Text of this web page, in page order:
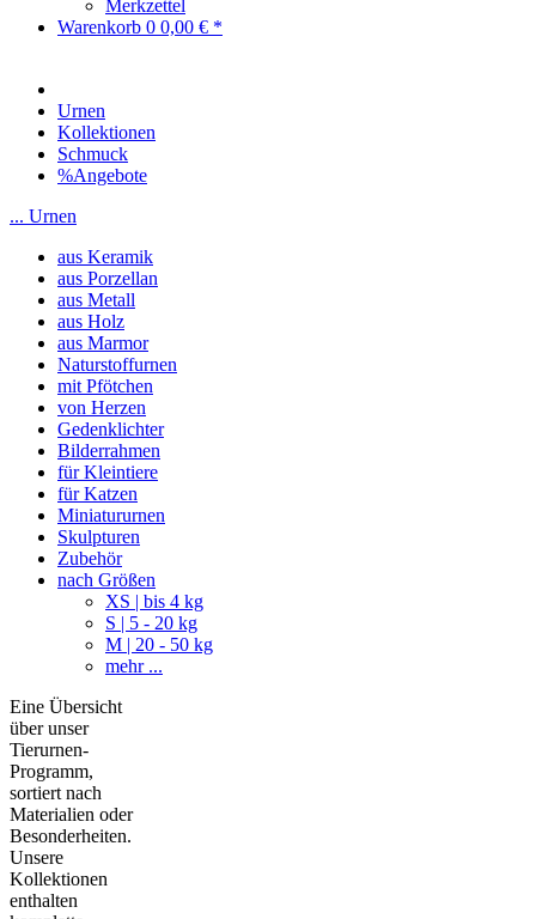
Merkzettel
Warenkorb 0 0,00 € *
Urnen
Kollektionen
Schmuck
%Angebote
... Urnen
aus Keramik
aus Porzellan
aus Metall
aus Holz
aus Marmor
Naturstoffurnen
mit Pfötchen
von Herzen
Gedenklichter
Bilderrahmen
für Kleintiere
für Katzen
Miniatururnen
Skulpturen
Zubehör
nach Größen
XS | bis 4 kg
S | 5 - 20 kg
M | 20 - 50 kg
mehr ...
Eine Übersicht
über unser
Tierurnen-
Programm,
sortiert nach
Materialien oder
Besonderheiten.
Unsere
Kollektionen
enthalten